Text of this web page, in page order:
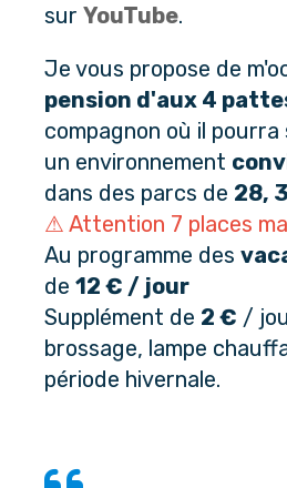
sur YouTube.
Je vous propose de
pension d'aux 4
compagnon où il pourra
un environnement
dans des parcs de 28,
⚠ Attention 7 places
Au programme des
de 12 € / jour
Supplément de 2 € /
brossage, lampe
période hivernale.